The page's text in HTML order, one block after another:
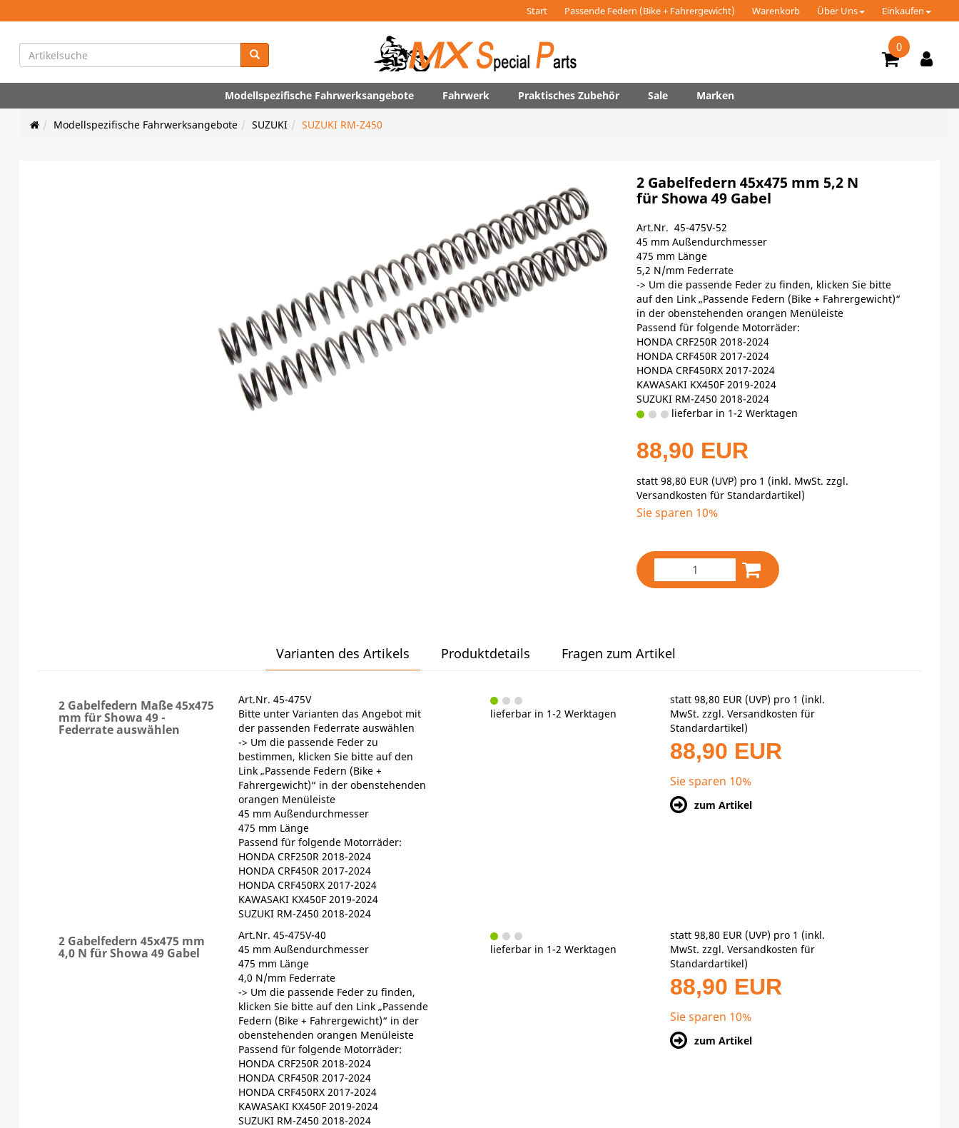
Start Passende Federn (Bike + Fahrergewicht) Warenkorb Über Uns Einkaufen
0
Modellspezifische Fahrwerksangebote Fahrwerk Praktisches Zubehör Sale Marken
Modellspezifische Fahrwerksangebote SUZUKI SUZUKI RM-Z450
2 Gabelfedern 45x475 mm 5,2 N
für Showa 49 Gabel
Art.Nr. 45-475V-52
45 mm Außendurchmesser
475 mm Länge
5,2 N/mm Federrate
-> Um die passende Feder zu finden, klicken Sie bitte
auf den Link „Passende Federn (Bike + Fahrergewicht)“
in der obenstehenden orangen Menüleiste
Passend für folgende Motorräder:
HONDA CRF250R 2018-2024
HONDA CRF450R 2017-2024
HONDA CRF450RX 2017-2024
KAWASAKI KX450F 2019-2024
SUZUKI RM-Z450 2018-2024
lieferbar in 1-2 Werktagen
88,90 EUR
statt98,80 EUR (UVP) pro 1 (inkl. MwSt. zzgl.
Versandkosten für Standardartikel)
Sie sparen 10%
Varianten des Artikels Produktdetails Fragen zum Artikel
2 Gabelfedern Maße 45x475
mm für Showa 49 -
Federrate auswählen
Art.Nr. 45-475V
Bitte unter Varianten das Angebot mit
der passenden Federrate auswählen
-> Um die passende Feder zu
bestimmen, klicken Sie bitte auf den
Link „Passende Federn (Bike +
Fahrergewicht)“ in der obenstehenden
orangen Menüleiste
45 mm Außendurchmesser
475 mm Länge
Passend für folgende Motorräder:
HONDA CRF250R 2018-2024
HONDA CRF450R 2017-2024
HONDA CRF450RX 2017-2024
KAWASAKI KX450F 2019-2024
SUZUKI RM-Z450 2018-2024
lieferbar in 1-2 Werktagen
statt98,80 EUR (UVP) pro 1 (inkl.
MwSt. zzgl.Versandkosten für
Standardartikel)
88,90 EUR
Sie sparen 10%
zum Artikel
2 Gabelfedern 45x475 mm
4,0 N für Showa 49 Gabel
Art.Nr. 45-475V-40
45 mm Außendurchmesser
475 mm Länge
4,0 N/mm Federrate
-> Um die passende Feder zu finden,
klicken Sie bitte auf den Link „Passende
Federn (Bike + Fahrergewicht)“ in der
obenstehenden orangen Menüleiste
Passend für folgende Motorräder:
HONDA CRF250R 2018-2024
HONDA CRF450R 2017-2024
HONDA CRF450RX 2017-2024
KAWASAKI KX450F 2019-2024
SUZUKI RM-Z450 2018-2024
lieferbar in 1-2 Werktagen
statt98,80 EUR (UVP) pro 1 (inkl.
MwSt. zzgl.Versandkosten für
Standardartikel)
88,90 EUR
Sie sparen 10%
zum Artikel